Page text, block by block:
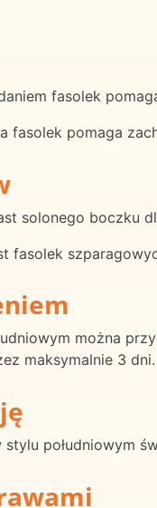
fasolek
fasolek pomaga
solonego boczku
fasolek
można
maksymalnie 3 dni.
południowym